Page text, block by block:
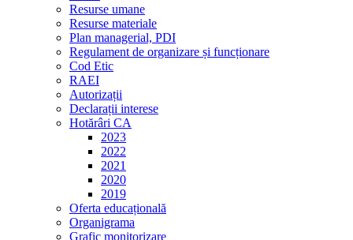
Resurse umane
Resurse materiale
Plan managerial, PDI
Regulament de organizare și funcționare
Cod Etic
RAEI
Autorizații
Declarații interese
Hotărâri CA
2023
2022
2021
2020
2019
Oferta educațională
Organigrama
Grafic monitorizare